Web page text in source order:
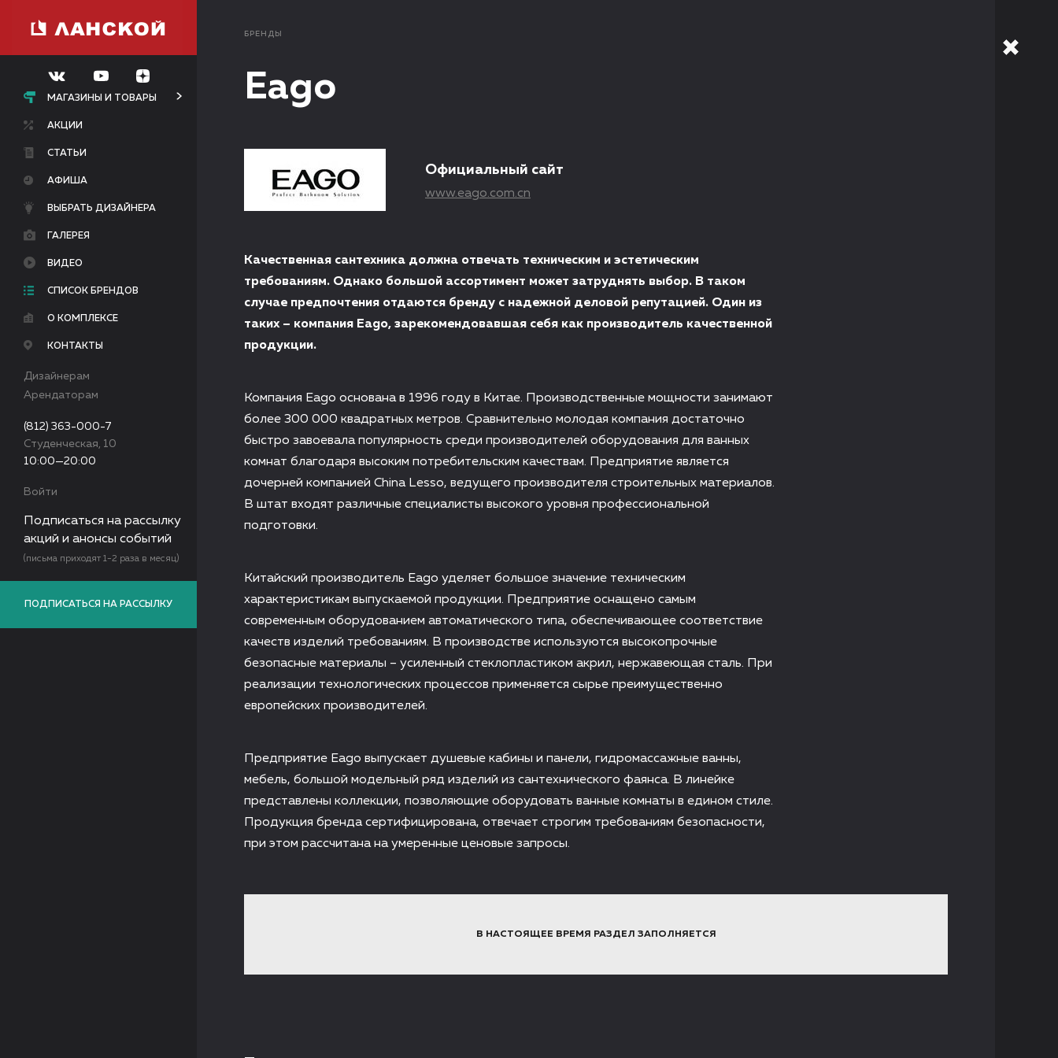
МАГАЗИНЫ И ТОВАРЫ
АКЦИИ
СТАТЬИ
АФИША
ВЫБРАТЬ ДИЗАЙНЕРА
ГАЛЕРЕЯ
ВИДЕО
СПИСОК БРЕНДОВ
О КОМПЛЕКСЕ
КОНТАКТЫ
Дизайнерам
Арендаторам
(812) 363-000-7
Студенческая, 10
10:00—20:00
Войти
Подписаться на рассылку
акций и анонсы событий
(письма приходят 1-2 раза в месяц)
ПОДПИСАТЬСЯ НА РАССЫЛКУ
БРЕНДЫ
Eago
Официальный сайт
www.eago.com.cn
Качественная сантехника должна отвечать техническим и эстетическим
требованиям. Однако большой ассортимент может затруднять выбор. В таком
случае предпочтения отдаются бренду с надежной деловой репутацией. Один из
таких – компания Eago, зарекомендовавшая себя как производитель качественной
продукции.
Компания Eago основана в 1996 году в Китае. Производственные мощности занимают
более 300 000 квадратных метров. Сравнительно молодая компания достаточно
быстро завоевала популярность среди производителей оборудования для ванных
комнат благодаря высоким потребительским качествам. Предприятие является
дочерней компанией China Lesso, ведущего производителя строительных материалов.
В штат входят различные специалисты высокого уровня профессиональной
подготовки.
Китайский производитель Eago уделяет большое значение техническим
характеристикам выпускаемой продукции. Предприятие оснащено самым
современным оборудованием автоматического типа, обеспечивающее соответствие
качеств изделий требованиям. В производстве используются высокопрочные
безопасные материалы – усиленный стеклопластиком акрил, нержавеющая сталь. При
реализации технологических процессов применяется сырье преимущественно
европейских производителей.
Предприятие Eago выпускает душевые кабины и панели, гидромассажные ванны,
мебель, большой модельный ряд изделий из сантехнического фаянса. В линейке
представлены коллекции, позволяющие оборудовать ванные комнаты в едином стиле.
Продукция бренда сертифицирована, отвечает строгим требованиям безопасности,
при этом рассчитана на умеренные ценовые запросы.
В НАСТОЯЩЕЕ ВРЕМЯ РАЗДЕЛ ЗАПОЛНЯЕТСЯ